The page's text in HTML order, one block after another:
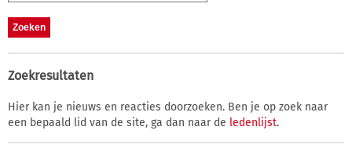
Zoekresultaten
Hier kan je nieuws en reacties doorzoeken. Ben je op zoek naar
een bepaald lid van de site, ga dan naar de ledenlijst.